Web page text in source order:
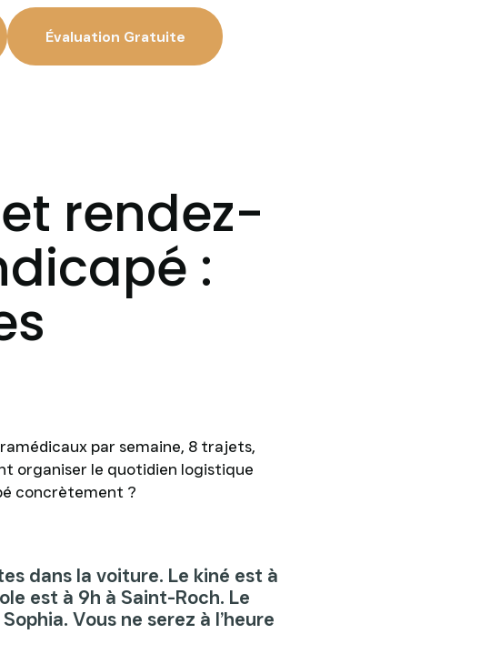
Évaluation Gratuite
rendez-
:
par semaine, 8 trajets,
organiser le quotidien logistique
concrètement ?
dans la voiture. Le kiné est à
est à 9h à Saint-Roch. Le
Vous ne serez à l’heure